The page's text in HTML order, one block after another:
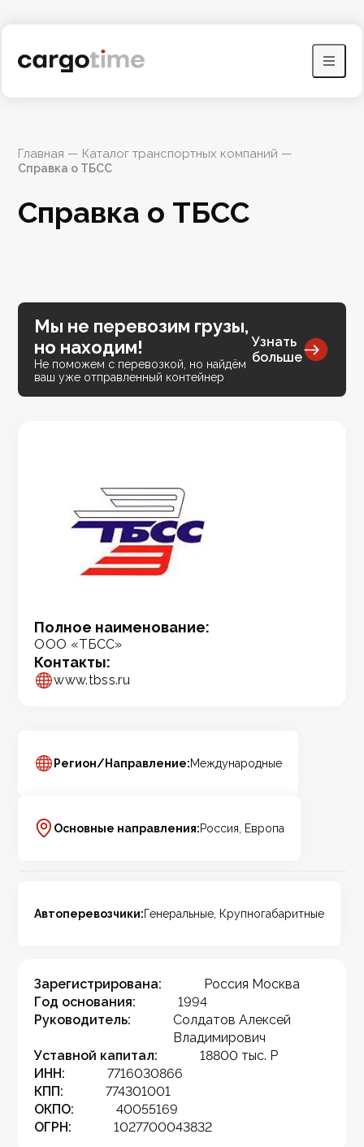
Главная — Каталог транспортных компаний —
Справка о ТБСС
Справка о ТБСС
Полное наименование:
ООО «ТБСС»
Контакты:
www.tbss.ru
Мы не перевозим грузы,
но находим!
Не поможем с перевозкой, но найдём
ваш уже отправленный контейнер
Узнать
больше
Регион/Направление:Международные
Основные направления:Россия, Европа
Автоперевозчики:Генеральные, Крупногабаритные
Зарегистрирована:
Россия Москва
Год основания:
1994
Руководитель:
Солдатов Алексей
Владимирович
Уставной капитал:
18800 тыс. Р
ИНН:
7716030866
КПП:
774301001
ОКПО:
40055169
ОГРН:
1027700043832